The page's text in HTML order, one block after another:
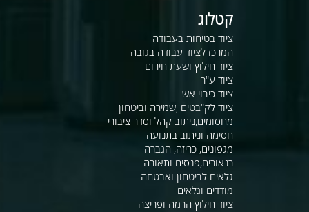
קטלוג
ציוד בטיחות בעבודה
המרכז לציוד עבודה בגובה
ציוד חילוץ ושעת חירום
ציוד ע"ר
ציוד כיבוי אש
ציוד לק"בטים ,שמירה וביטחון
מחסומים,ניתוב קהל וסדר ציבורי
חסימה וניתוב בתנועה
מגפונים, כריזה, הגברה
רנאורים,פנסים ותאורה
גלאים לביטחון ואבטחה
מודדים וגלאים
ציוד חילוץ הרמה ופריצה